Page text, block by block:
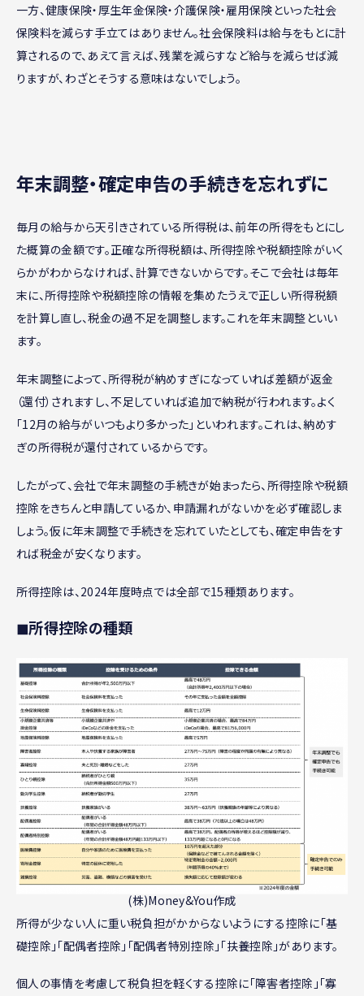
一方、健康保険・厚生年金保険・介護保険・雇用保険といった社会
保険料を減らす手立てはありません。社会保険料は給与をもとに計
算されるので、あえて言えば、残業を減らすなど給与を減らせば減
りますが、わざとそうする意味はないでしょう。
年末調整・確定申告の手続きを忘れずに
毎月の給与から天引きされている所得税は、前年の所得をもとにし
た概算の金額です。正確な所得税額は、所得控除や税額控除がいく
らかがわからなければ、計算できないからです。そこで会社は毎年
末に、所得控除や税額控除の情報を集めたうえで正しい所得税額
を計算し直し、税金の過不足を調整します。これを年末調整といい
ます。
年末調整によって、所得税が納めすぎになっていれば差額が返金
（還付）されますし、不足していれば追加で納税が行われます。よく
「12月の給与がいつもより多かった」といわれます。これは、納めす
ぎの所得税が還付されているからです。
したがって、会社で年末調整の手続きが始まったら、所得控除や税額
控除をきちんと申請しているか、申請漏れがないかを必ず確認しま
しょう。仮に年末調整で手続きを忘れていたとしても、確定申告をす
れば税金が安くなります。
所得控除は、2024年度時点では全部で15種類あります。
◼︎所得控除の種類
(株)Money&You作成
所得が少ない人に重い税負担がかからないようにする控除に「基
礎控除」「配偶者控除」「配偶者特別控除」「扶養控除」があります。
個人の事情を考慮して税負担を軽くする控除に「障害者控除」「寡